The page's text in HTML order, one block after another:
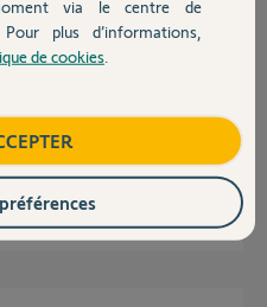
rien ne se passe en
2 ans
via le centre de
plus d’informations,
de cookies